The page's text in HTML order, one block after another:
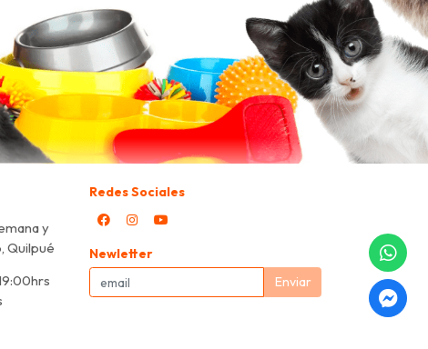
y
Quilpué
Redes Sociales
Newletter
Enviar